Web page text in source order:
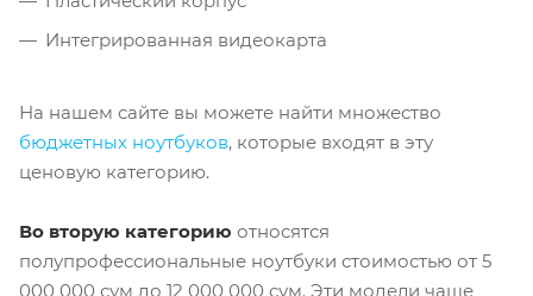
Интегрированная видеокарта
На нашем сайте вы можете найти множество
бюджетных ноутбуков, которые входят в эту
ценовую категорию.
Во вторую категорию относятся
полупрофессиональные ноутбуки стоимостью от 5
000 000 сум до 12 000 000 сум. Эти модели чаще